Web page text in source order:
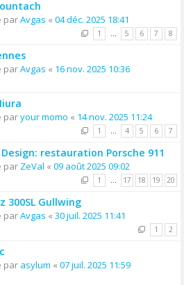
parAvgas « 04 déc. 2025 18:41
1 … 5 6 7 8
parAvgas « 16 nov. 2025 10:36
paryour momo « 14 nov. 2025 11:24
1 … 4 5 6 7
restauration Porsche 911
par ZeVal « 09 août 2025 09:02
1 … 17 18 19 20
300SL Gullwing
parAvgas « 30 juil. 2025 11:41
1 2
par asylum « 07 juil. 2025 11:59